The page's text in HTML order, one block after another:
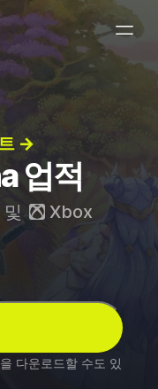
→
업적
및 Xbox
다운로드할 수도 있